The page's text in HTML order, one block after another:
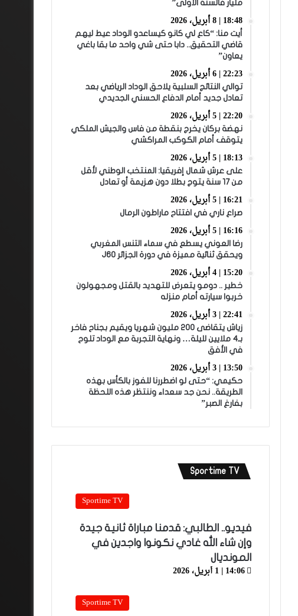
مليار فالسنة الأولى”
18:48 | 8 أبريل، 2026
أيت منا: “كاع لي كانو كيساعدو الوداد عيط ليهم
قاضي التحقيق.. دابا حتى شي واحد ما بقا باغي
يعاون”
22:23 | 6 أبريل، 2026
توالي النتائج السلبية يلاحق الوداد الرياضي بعد
تعادل جديد أمام الدفاع الحسني الجديدي
22:20 | 5 أبريل، 2026
نهضة بركان يخرج بنقطة من فاس والجيش الملكي
يتوقف أمام الكوكب المراكشي
18:13 | 5 أبريل، 2026
على عرش شمال إفريقيا: المنتخب الوطني لأقل
من 17 سنة يتوج بطلا دون هزيمة أو تعادل
16:21 | 5 أبريل، 2026
صراع ناري في افتتاح ماراطون الرمال
16:16 | 5 أبريل، 2026
رضا العوني يسطع في سماء التنس المغربي
ويحقق ثنائية مميزة في دورة الجزائر J60
15:20 | 4 أبريل، 2026
خطير .. دومو يتعرض للتهديد بالقتل ومجهولون
خربوا سيارته أمام منزله
22:41 | 3 أبريل، 2026
زياش يتقاضى 200 مليون شهريا ويقيم بجناح فاخر
بـ4 ملايين لليلة… ونهاية التجربة مع الوداد تلوح
في الأفق
13:50 | 3 أبريل، 2026
حكيمي: “حتى لو اضطررنا للفوز بالكأس بهذه
الطريقة.. نحن جد سعداء وننتظر هذه اللحظة
بفارغ الصبر”
Sportime TV
Sportime TV
فيديو.. الطالبي: قدمنا مباراة ثانية جيدة
وإن شاء الله غادي نكونوا واجدين في
المونديال
14:06 | 1 أبريل، 2026
Sportime TV